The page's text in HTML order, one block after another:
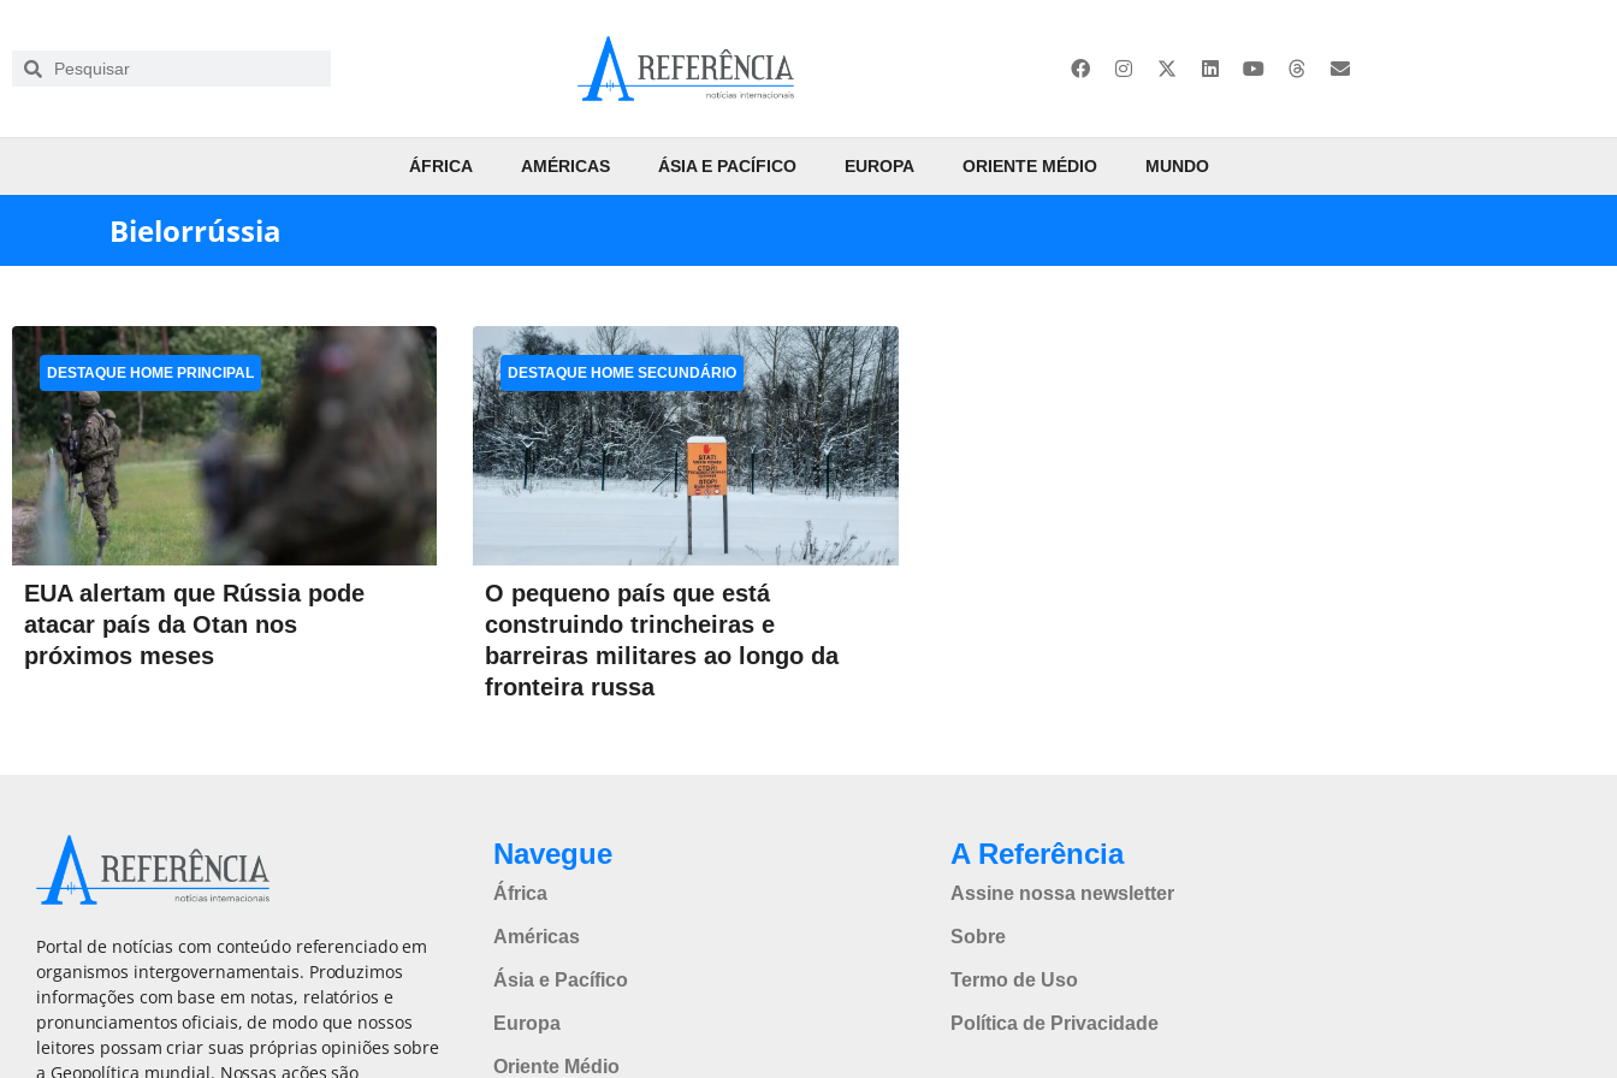
ÁFRICA AMÉRICAS ÁSIA E PACÍFICO EUROPA ORIENTE MÉDIO MUNDO
Bielorrússia
EUA alertam que Rússia pode
atacar país da Otan nos
próximos meses
DESTAQUE HOME PRINCIPAL
O pequeno país que está
construindo trincheiras e
barreiras militares ao longo da
fronteira russa
DESTAQUE HOME SECUNDÁRIO
Portal de notícias com conteúdo referenciado em
organismos intergovernamentais. Produzimos
informações com base em notas, relatórios e
pronunciamentos oficiais, de modo que nossos
leitores possam criar suas próprias opiniões sobre
a Geopolítica mundial. Nossas ações são
Navegue
África
Américas
Ásia e Pacífico
Europa
Oriente Médio
A Referência
Assine nossa newsletter
Sobre
Termo de Uso
Política de Privacidade